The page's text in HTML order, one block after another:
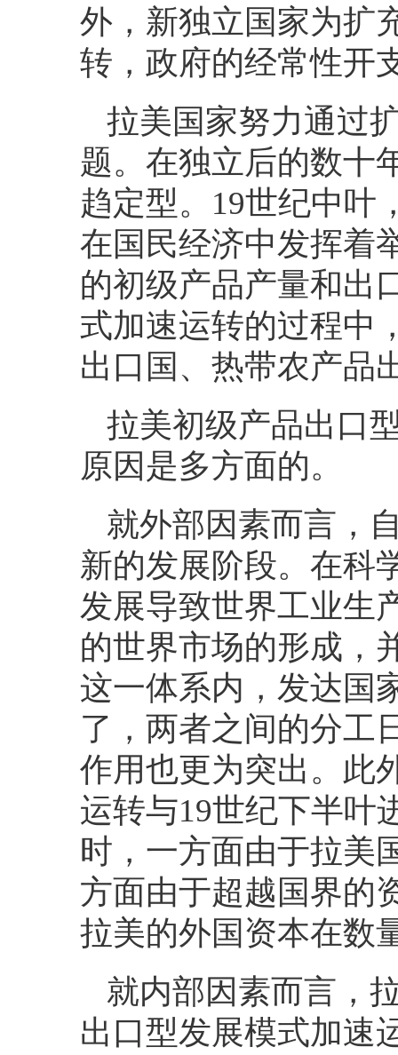
外，新独立国家为扩
转，政府的经常性开
拉美国家努力通过
题。在独立后的数十
趋定型。 19世纪中叶
在国民经济中发挥着
的初级产品产量和出
式加速运转的过程中
出口国、热带农产品
拉美初级产品出口
原因是多方面的。
就外部因素而言，
新的发展阶段。在科
发展导致世界工业生
的世界市场的形成，
这一体系内，发达国
了，两者之间的分工
作用也更为突出。此
运转与19世纪下半叶
时，一方面由于拉美
方面由于超越国界的
拉美的外国资本在数
就内部因素而言，
出口型发展模式加速